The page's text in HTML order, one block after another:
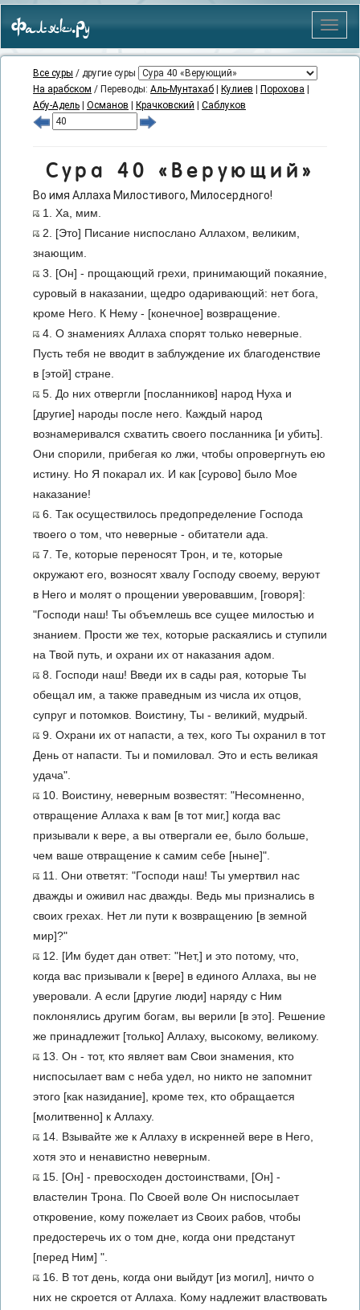
Меню
Фаляк.Ру
Все суры / другие суры
На арабском / Переводы: Аль-Мунтахаб Кулиев Порохова
Абу-Адель
Османов Крачковский Саблуков
Сура 40 «Верующий»
Во имя Аллаха Милостивого, Милосердного!
1. Ха, мим.
2. [Это] Писание ниспослано Аллахом, великим,
знающим.
3. [Он] - прощающий грехи, принимающий покаяние,
суровый в наказании, щедро одаривающий: нет бога,
кроме Него. К Нему - [конечное] возвращение.
4. О знамениях Аллаха спорят только неверные.
Пусть тебя не вводит в заблуждение их благоденствие
в [этой] стране.
5. До них отвергли [посланников] народ Нуха и
[другие] народы после него. Каждый народ
вознамеривался схватить своего посланника [и убить].
Они спорили, прибегая ко лжи, чтобы опровергнуть ею
истину. Но Я покарал их. И как [сурово] было Мое
наказание!
6. Так осуществилось предопределение Господа
твоего о том, что неверные - обитатели ада.
7. Те, которые переносят Трон, и те, которые
окружают его, возносят хвалу Господу своему, веруют
в Него и молят о прощении уверовавшим, [говоря]:
"Господи наш! Ты объемлешь все сущее милостью и
знанием. Прости же тех, которые раскаялись и ступили
на Твой путь, и охрани их от наказания адом.
8. Господи наш! Введи их в сады рая, которые Ты
обещал им, а также праведным из числа их отцов,
супруг и потомков. Воистину, Ты - великий, мудрый.
9. Охрани их от напасти, а тех, кого Ты охранил в тот
День от напасти. Ты и помиловал. Это и есть великая
удача".
10. Воистину, неверным возвестят: "Несомненно,
отвращение Аллаха к вам [в тот миг,] когда вас
призывали к вере, а вы отвергали ее, было больше,
чем ваше отвращение к самим себе [ныне]".
11. Они ответят: "Господи наш! Ты умертвил нас
дважды и оживил нас дважды. Ведь мы признались в
своих грехах. Нет ли пути к возвращению [в земной
мир]?"
12. [Им будет дан ответ: "Нет,] и это потому, что,
когда вас призывали к [вере] в единого Аллаха, вы не
уверовали. А если [другие люди] наряду с Ним
поклонялись другим богам, вы верили [в это]. Решение
же принадлежит [только] Аллаху, высокому, великому.
13. Он - тот, кто являет вам Свои знамения, кто
ниспосылает вам с неба удел, но никто не запомнит
этого [как назидание], кроме тех, кто обращается
[молитвенно] к Аллаху.
14. Взывайте же к Аллаху в искренней вере в Него,
хотя это и ненавистно неверным.
15. [Он] - превосходен достоинствами, [Он] -
властелин Трона. По Своей воле Он ниспосылает
откровение, кому пожелает из Своих рабов, чтобы
предостеречь их о том дне, когда они предстанут
[перед Ним] ".
16. В тот день, когда они выйдут [из могил], ничто о
них не скроется от Аллаха. Кому надлежит властвовать